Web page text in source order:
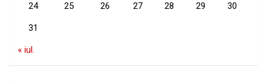
24 25 26 27 28 29 30
31
« iul.